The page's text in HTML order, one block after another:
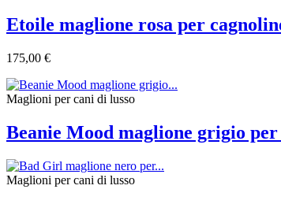
Etoile maglione rosa per
175,00 €
Maglioni per cani di lusso
Beanie Mood maglione grigio
Maglioni per cani di lusso